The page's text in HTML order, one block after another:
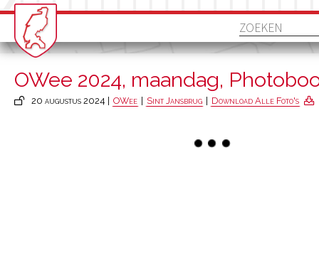
OWee 2024, maandag,
20 augustus 2024 | OWee Sint Jansbrug Download Alle Foto's